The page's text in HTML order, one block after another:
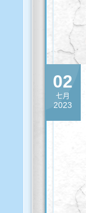
02
七月
2023